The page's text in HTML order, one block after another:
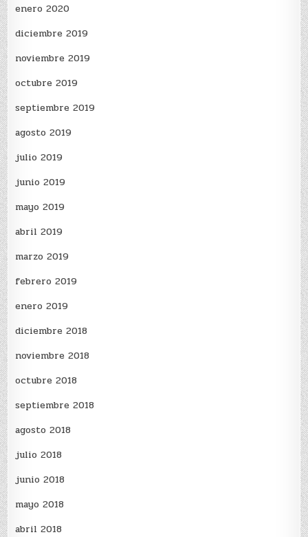
enero 2020
diciembre 2019
noviembre 2019
octubre 2019
septiembre 2019
agosto 2019
julio 2019
junio 2019
mayo 2019
abril 2019
marzo 2019
febrero 2019
enero 2019
diciembre 2018
noviembre 2018
octubre 2018
septiembre 2018
agosto 2018
julio 2018
junio 2018
mayo 2018
abril 2018